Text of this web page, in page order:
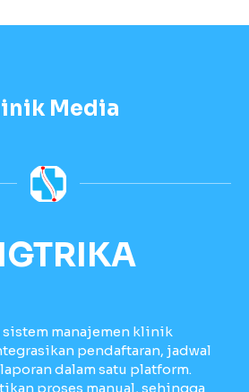
Media
manajemen klinik
pendaftaran, jadwal
dalam satu platform.
proses manual, sehingga